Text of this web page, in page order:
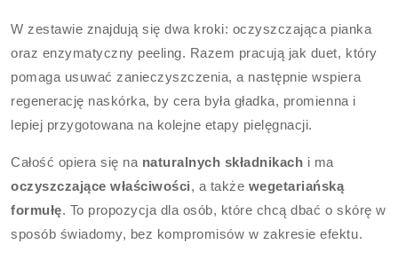
W zestawie znajdują się dwa kroki: oczyszczająca pianka
oraz enzymatyczny peeling. Razem pracują jak duet, który
pomaga usuwać zanieczyszczenia, a następnie wspiera
regenerację naskórka, by cera była gładka, promienna i
lepiej przygotowana na kolejne etapy pielęgnacji.
Całość opiera się na naturalnych składnikach i ma
oczyszczające właściwości, a także wegetariańską
formułę. To propozycja dla osób, które chcą dbać o skórę w
sposób świadomy, bez kompromisów w zakresie efektu.